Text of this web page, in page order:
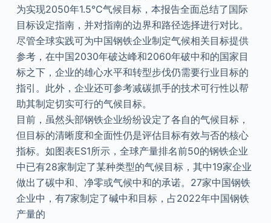
为实现2050年1.5℃气候目标，本报告全面总结了国际
目标设定指南，并对指南的边界和路径选择进行对比。
尽管全球实践可为中国钢铁企业制定气候相关目标提供
参考，在中国2030年破达峰和2060年破中和的国家目
标之下，企业的雄心水平和转型步伐仍需要行业目标的
指引。此外，企业还可参考减碳抓手的技术可行性以帮
助其制定切实可行的气候目标。
目前，虽然头部钢铁企业纷纷设定了各自的气候目标，
但目标的清晰度和全面性仍是评估目标有效与否的核心
指标。如图表ES1所示，全球产量排名前50的钢铁企业
中已有28家制定了某种类型的气候目标，其中19家企业
做出了碳中和、净零或气候中和的承诺。27家中国钢铁
企业中，有7家制定了碱中和目标，占2022年中国钢铁
产量的